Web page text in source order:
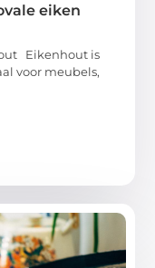
eiken
Eikenhout is
voor meubels,